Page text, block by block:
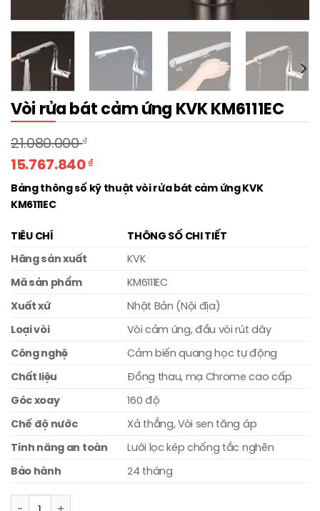
Vòi rửa bát cảm ứng KVK KM6111EC
21.080.000₫
15.767.840₫
Bảng thông số kỹ thuật vòi rửa bát cảm ứng KVK
KM6111EC
TIÊU CHÍ
THÔNG SỐ CHI TIẾT
Hãng sản xuất
KVK
Mã sản phẩm
KM6111EC
Xuất xứ
Nhật Bản (Nội địa)
Loại vòi
Vòi cảm ứng, đầu vòi rút dây
Công nghệ
Cảm biến quang học tự động
Chất liệu
Đồng thau, mạ Chrome cao cấp
Góc xoay
160 độ
Chế độ nước
Xả thẳng, Vòi sen tăng áp
Tính năng an toàn
Lưới lọc kép chống tắc nghẽn
Bảo hành
24 tháng
Vòi rửa bát cảm ứng KVK KM6111EC số lượng